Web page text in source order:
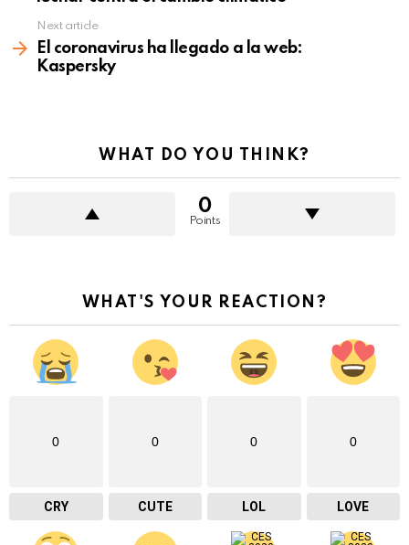
Next article
El coronavirus ha llegado a la web:
Kaspersky
WHAT DO YOU THINK?
0
Points
WHAT'S YOUR REACTION?
0
CRY
0
CUTE
0
LOL
0
LOVE